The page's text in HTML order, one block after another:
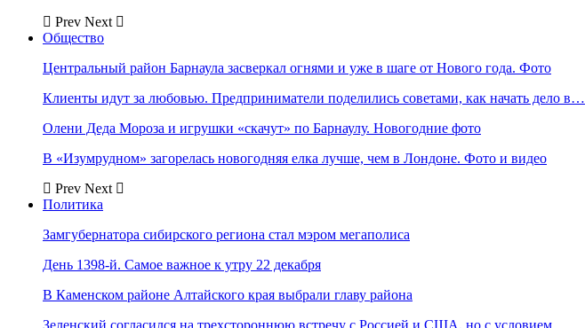
Prev Next
Общество
Центральный район Барнаула засверкал огнями и уже в шаге от Нового года. Фото
Клиенты идут за любовью. Предприниматели поделились советами, как начать дело в…
Олени Деда Мороза и игрушки «скачут» по Барнаулу. Новогодние фото
В «Изумрудном» загорелась новогодняя елка лучше, чем в Лондоне. Фото и видео
Prev Next
Политика
Замгубернатора сибирского региона стал мэром мегаполиса
День 1398-й. Самое важное к утру 22 декабря
В Каменском районе Алтайского края выбрали главу района
Зеленский согласился на трехстороннюю встречу с Россией и США, но с условием